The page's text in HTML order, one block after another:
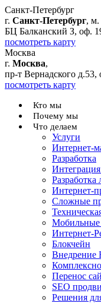
Санкт-Петербург
г. Санкт-Петербург,
БЦ Балканский З, оф.
посмотреть карту
Москва
г. Москва,
пр-т Вернадского д.53,
посмотреть карту
Кто мы
Почему мы
Что делаем
Услуги
Интернет-
Разработка
Разработка
Интернет-
Сложные
Мобильные
Интернет-
Блокчейн
Внедрение
Перенос
SEO
Решения